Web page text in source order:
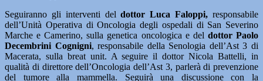
Seguiranno gli interventi deldottor Luca Faloppi, responsabile
dell’Unità Operativa di Oncologia degli ospedali di San Severino
Marche e Camerino, sulla genetica oncologica e del dottor Paolo
Decembrini Cognigni, responsabile della Senologia dell’Ast 3 di
Macerata, sulla breat unit. A seguire il dottor Nicola Battelli, in
qualità di direttore dell’Oncologia dell’Ast 3, parlerà di prevenzione
del tumore alla mammella. Seguirà una discussione con la